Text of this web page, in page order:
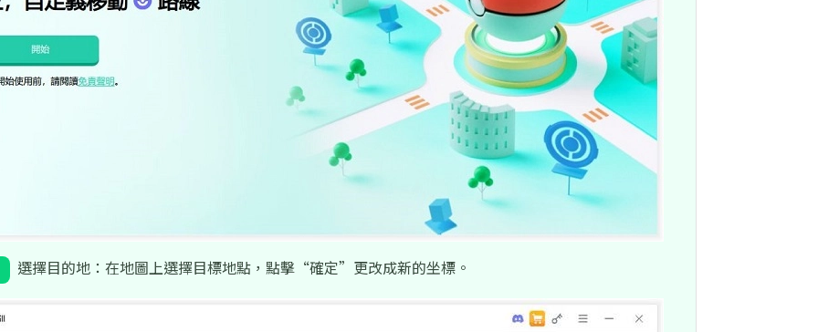
選擇目的地：在地圖上選擇目標地點，點擊“確定”更改成新的坐標。